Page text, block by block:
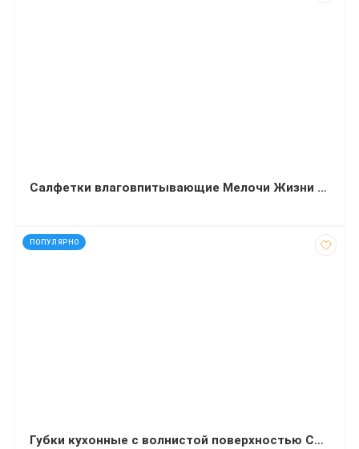
Салфетки влаговпитывающие Мелочи Жизни 5 штук
ПОПУЛЯРНО
код: 15002
Губки кухонные с волнистой поверхностью COLOR 5 штук